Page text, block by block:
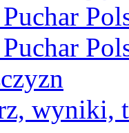
wyniki,